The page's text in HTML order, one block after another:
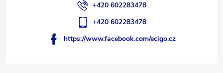
+420 602283478
+420 602283478
https://www.facebook.com/ecigo.cz